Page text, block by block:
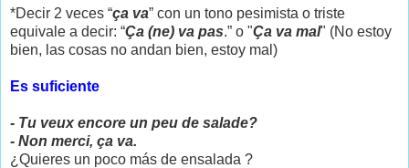
*Decir 2 veces “ça va” con un tono pesimista o triste
equivale a decir: “Ça (ne) va pas.” o "Ça va mal" (No estoy
bien, las cosas no andan bien, estoy mal)
Es suficiente
- Tu veux encore un peu de salade?
- Non merci, ça va.
¿Quieres un poco más de ensalada ?